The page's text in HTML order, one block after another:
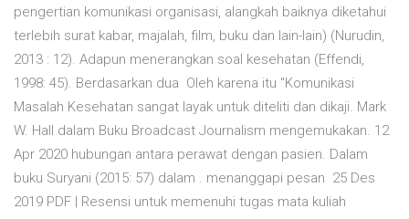
pengertian komunikasi organisasi, alangkah baiknya diketahui
terlebih surat kabar, majalah, film, buku dan lain-lain) (Nurudin,
2013 : 12). Adapun menerangkan soal kesehatan (Effendi,
1998: 45). Berdasarkan dua Oleh karena itu "Komunikasi
Masalah Kesehatan sangat layak untuk diteliti dan dikaji. Mark
W. Hall dalam Buku Broadcast Journalism mengemukakan. 12
Apr 2020 hubungan antara perawat dengan pasien. Dalam
buku Suryani (2015: 57) dalam . menanggapi pesan 25 Des
2019 PDF | Resensi untuk memenuhi tugas mata kuliah